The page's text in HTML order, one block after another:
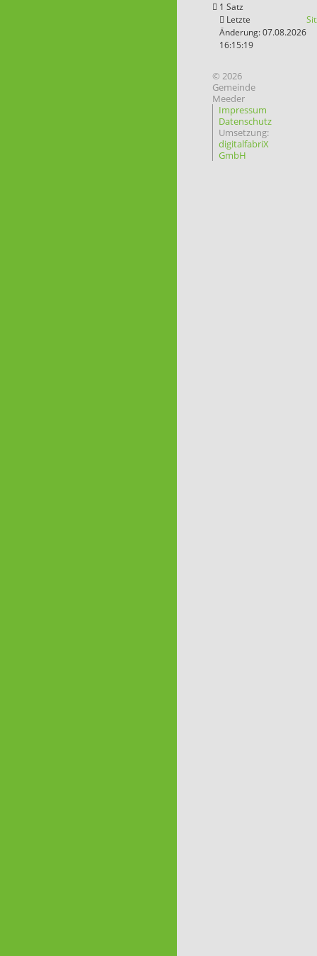
1 Satz
Letzte
Änderung: 07.08.2026
16:15:19
© 2026
Gemeinde
Meeder
Impressum
Datenschutz
Umsetzung:
digitalfabriX
GmbH